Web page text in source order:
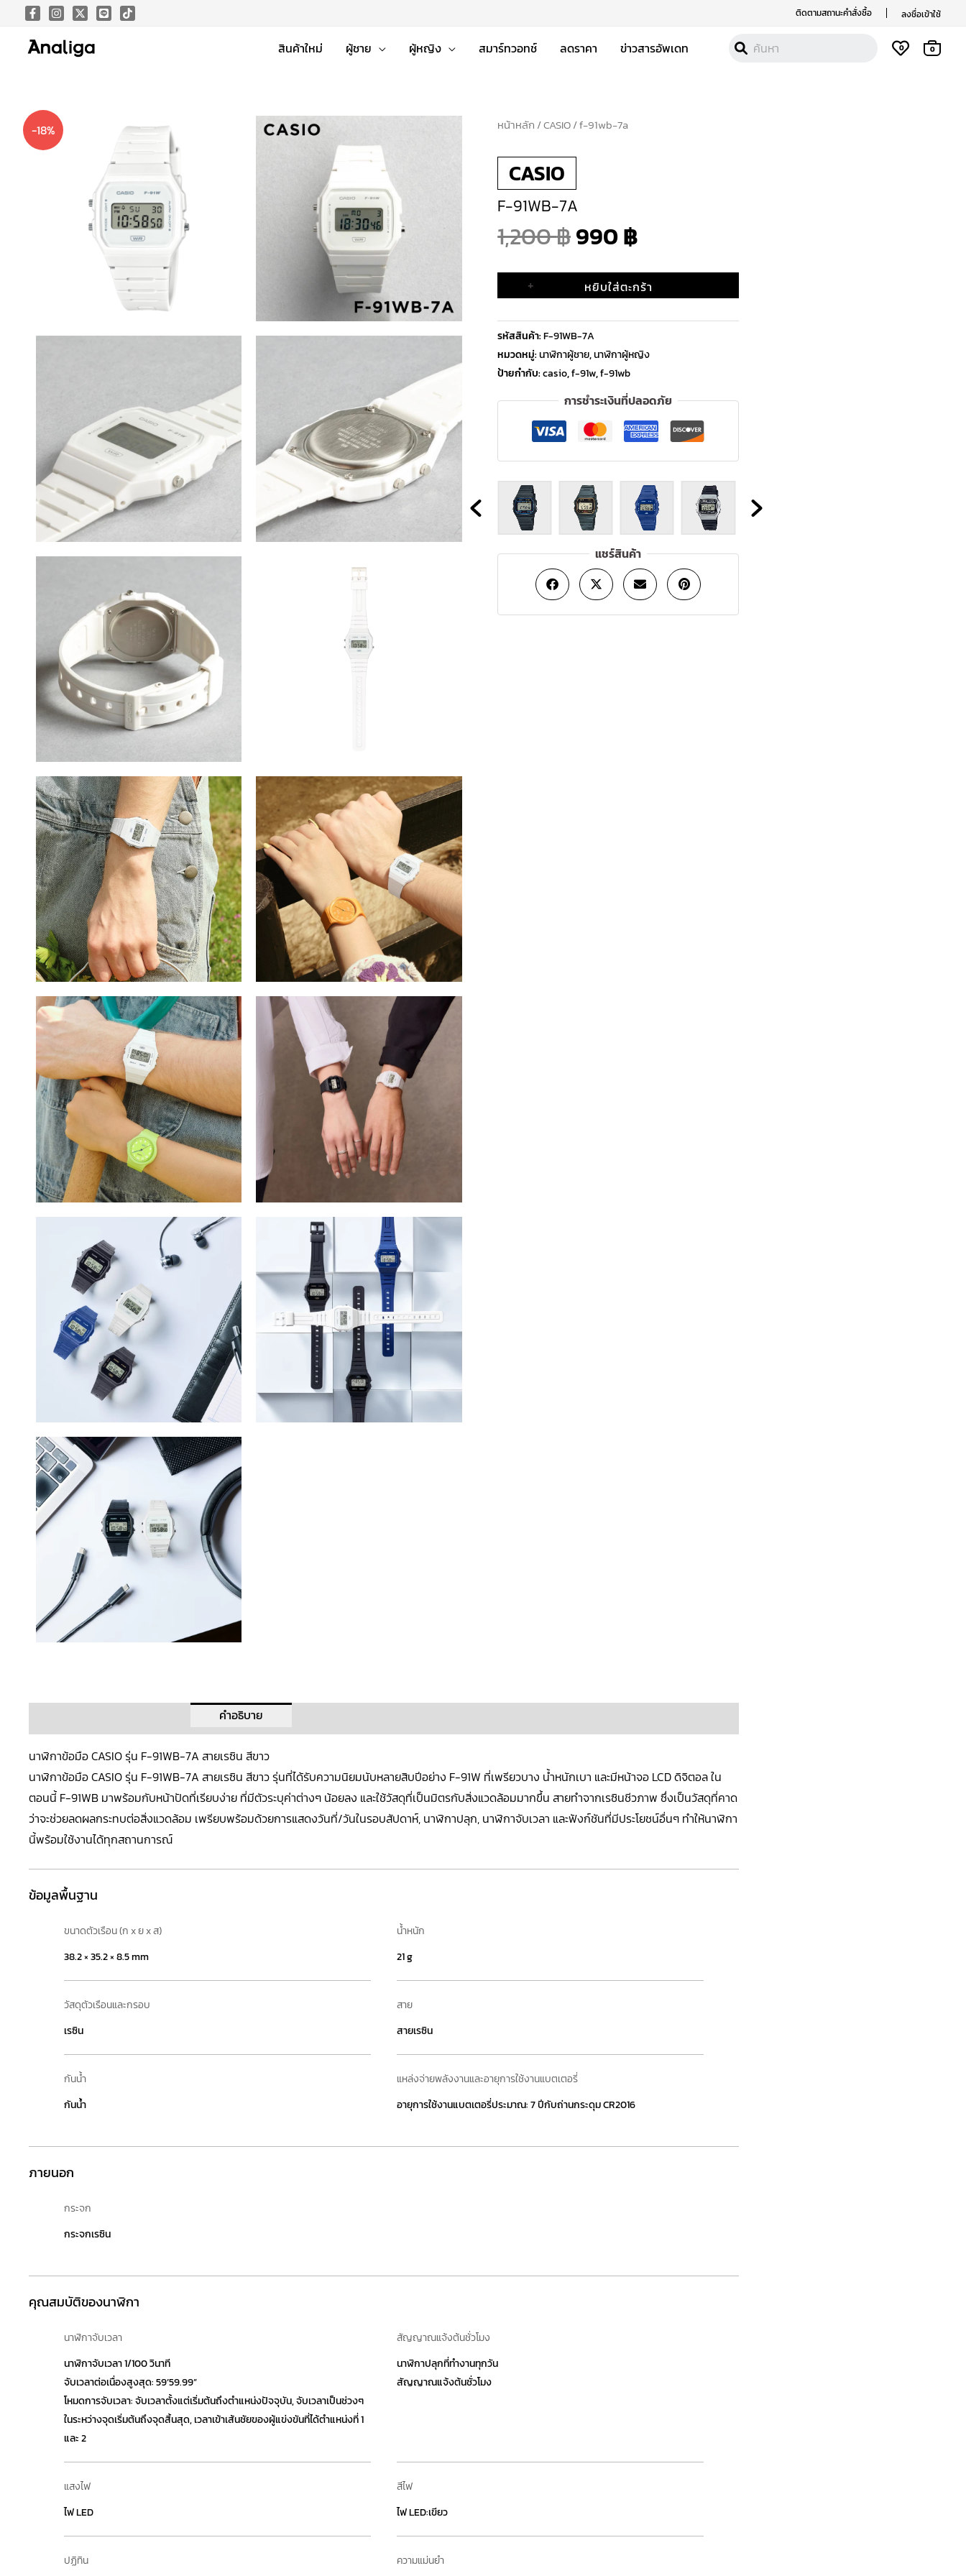
content
ติดตามสถานะคำสั่งซื้อ ลงชื่อเข้าใช้
สินค้าใหม่ ผู้ชาย ผู้หญิง สมาร์ทวอทช์ ลดราคา ข่าวสารอัพเดท 0 0
-18% หน้าหลัก /CASIO/ f-91wb-7a
CASIO
F-91WB-7A
1,200฿
Original
was:
1,200 ฿.
990฿
990 ฿.
จำนวน
91wb-
7a
ชิ้น
+ หยิบใส่ตะกร้า
รหัสสินค้า:F-91WB-7A
หมวดหมู่:นาฬิกาผู้ชาย,นาฬิกาผู้หญิง
ป้ายกำกับ:casio,f-91w,f-91wb
การชำระเงินที่ปลอดภัย
แชร์สินค้า
คำอธิบาย
นาฬิกาข้อมือ CASIO รุ่น F-91WB-7A สายเรซิน สีขาว
นาฬิกาข้อมือCASIOรุ่น F-91WB-7A สายเรซิน สีขาว รุ่นที่ได้รับความนิยมนับหลายสิบปีอย่าง F-91W ที่เพรียวบาง น้ำหนักเบา และมีหน้าจอ LCD ดิจิตอล ใน
ตอนนี้ F-91WB มาพร้อมกับหน้าปัดที่เรียบง่าย ที่มีตัวระบุค่าต่างๆ น้อยลง และใช้วัสดุที่เป็นมิตรกับสิ่งแวดล้อมมากขึ้น สายทำจากเรซินชีวภาพ ซึ่งเป็นวัสดุที่คาด
ว่าจะช่วยลดผลกระทบต่อสิ่งแวดล้อม เพรียบพร้อมด้วยการแสดงวันที่/วันในรอบสัปดาห์, นาฬิกาปลุก, นาฬิกาจับเวลา และฟังก์ชันที่มีประโยชน์อื่นๆ ทำให้นาฬิกา
นี้พร้อมใช้งานได้ทุกสถานการณ์
ข้อมูลพื้นฐาน
ขนาดตัวเรือน (ก x ย x ส)
38.2 × 35.2 × 8.5 mm
น้ำหนัก
21 g
วัสดุตัวเรือนและกรอบ
เรซิน
สาย
สายเรซิน
กันน้ำ
กันน้ำ
แหล่งจ่ายพลังงานและอายุการใช้งานแบตเตอรี่
อายุการใช้งานแบตเตอรี่ประมาณ: 7 ปีกับถ่านกระดุม CR2016
ภายนอก
กระจก
กระจกเรซิน
คุณสมบัติของนาฬิกา
นาฬิกาจับเวลา
นาฬิกาจับเวลา 1/100 วินาที
จับเวลาต่อเนื่องสูงสุด: 59’59.99”
โหมดการจับเวลา: จับเวลาตั้งแต่เริ่มต้นถึงตำแหน่งปัจจุบัน, จับเวลาเป็นช่วงๆ
ในระหว่างจุดเริ่มต้นถึงจุดสิ้นสุด, เวลาเข้าเส้นชัยของผู้แข่งขันที่ได้ตำแหน่งที่ 1
และ 2
สัญญาณแจ้งต้นชั่วโมง
นาฬิกาปลุกที่ทำงานทุกวัน
สัญญาณแจ้งต้นชั่วโมง
แสงไฟ
ไฟ LED
สีไฟ
ไฟ LED:เขียว
ปฏิทิน ความแม่นยำ